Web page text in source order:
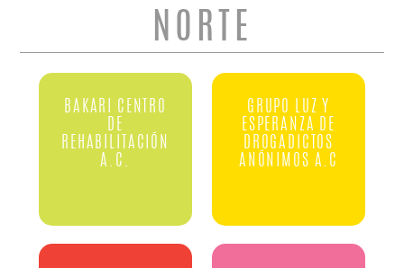
BÚSQUEDA
NORTE
BAKARI CENTRO
DE
REHABILITACIÓN
A.C.
GRUPO LUZ Y
ESPERANZA DE
DROGADICTOS
ANÓNIMOS A.C